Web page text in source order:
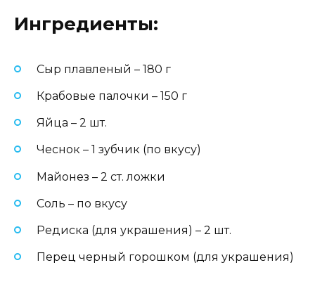
Ингредиенты:
Сыр плавленый – 180 г
Крабовые палочки – 150 г
Яйца – 2 шт.
Чеснок – 1 зубчик (по вкусу)
Майонез – 2 ст. ложки
Соль – по вкусу
Редиска (для украшения) – 2 шт.
Перец черный горошком (для украшения)